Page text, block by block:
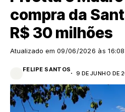
compra da
R$ 30 milhões
Atualizado em 09/06/2026 às 16:08
FELIPE SANTOS
9 DE JUNHO DE